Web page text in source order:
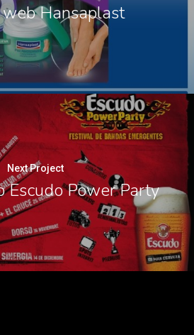
Hansaplast
Next Project
Escudo Power Party